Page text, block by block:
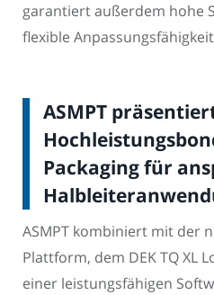
garantiert außerdem hohe
flexible
ASMPT
Packaging für
ASMPT kombiniert mit der
Plattform, dem DEK TQ XL
einer leistungsfähigen